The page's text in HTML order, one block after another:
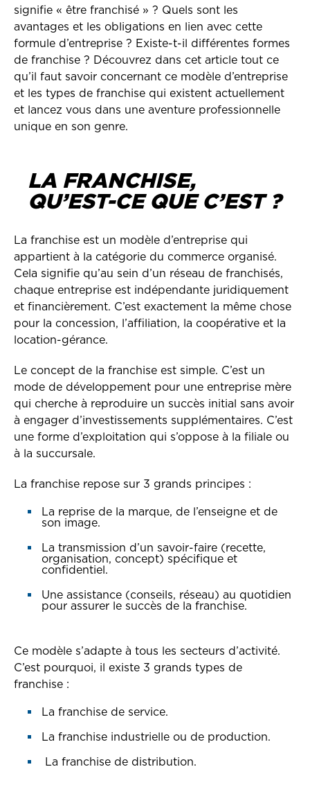
signifie « être franchisé » ? Quels sont les
avantages et les obligations en lien avec cette
formule d’entreprise ? Existe-t-il différentes formes
de franchise ? Découvrez dans cet article tout ce
qu’il faut savoir concernant ce modèle d’entreprise
et les types de franchise qui existent actuellement
et lancez vous dans une aventure professionnelle
unique en son genre.
LA FRANCHISE,
QU’EST-CE QUE C’EST ?
La franchise est un modèle d’entreprise qui
appartient à la catégorie du commerce organisé.
Cela signifie qu’au sein d’un réseau de franchisés,
chaque entreprise est indépendante juridiquement
et financièrement. C’est exactement la même chose
pour la concession, l’affiliation, la coopérative et la
location-gérance.
Le concept de la franchise est simple. C’est un
mode de développement pour une entreprise mère
qui cherche à reproduire un succès initial sans avoir
à engager d’investissements supplémentaires. C’est
une forme d’exploitation qui s’oppose à la filiale ou
à la succursale.
La franchise repose sur 3 grands principes :
La reprise de la marque, de l’enseigne et de
son image.
La transmission d’un savoir-faire (recette,
organisation, concept) spécifique et
confidentiel.
Une assistance (conseils, réseau) au quotidien
pour assurer le succès de la franchise.
Ce modèle s’adapte à tous les secteurs d’activité.
C’est pourquoi, il existe 3 grands types de
franchise :
La franchise de service.
La franchise industrielle ou de production.
La franchise de distribution.